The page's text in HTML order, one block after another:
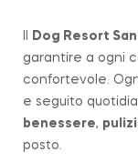
Dog Resort
garantire a ogni
confortevole.
e seguito
benessere,
posto.